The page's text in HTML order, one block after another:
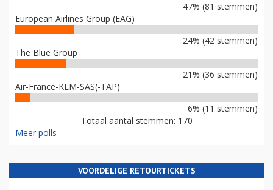
47% (81 stemmen)
European Airlines Group (EAG)
24% (42 stemmen)
The Blue Group
21% (36 stemmen)
Air-France-KLM-SAS(-TAP)
6% (11 stemmen)
Totaal aantal stemmen: 170
Meer polls
VOORDELIGE RETOURTICKETS